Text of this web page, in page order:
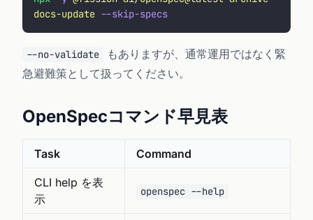
docs-update --skip-specs
--no-validate
もありますが、通常運用ではなく緊
急避難策として扱ってください。
OpenSpecコマンド早見表
Task Command
CLI help を表
示
openspec --help